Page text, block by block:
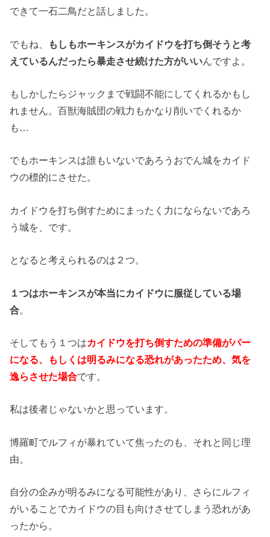
できて一石二鳥だと話しました。
でもね、
もしもホーキンスがカイドウを打ち倒そうと考
えているんだったら暴走させ続けた方がいいんですよ。
もしかしたらジャックまで戦闘不能にしてくれるかもし
れません。百獣海賊団の戦力もかなり削いでくれるか
も…
でもホーキンスは誰もいないであろうおでん城をカイド
ウの標的にさせた。
カイドウを打ち倒すためにまったく力にならないであろ
う城を、です。
となると考えられるのは２つ。
１つはホーキンスが本当にカイドウに服従している場
合
そしてもう１つはカイドウを打ち倒すための準備がパー
になる、もしくは明るみになる恐れがあったため、気を
逸らさせた場合です。
私は後者じゃないかと思っています。
博羅町でルフィが暴れていて焦ったのも、それと同じ理
由。
自分の企みが明るみになる可能性があり、さらにルフィ
がいることでカイドウの目も向けさせてしまう恐れがあ
ったから。